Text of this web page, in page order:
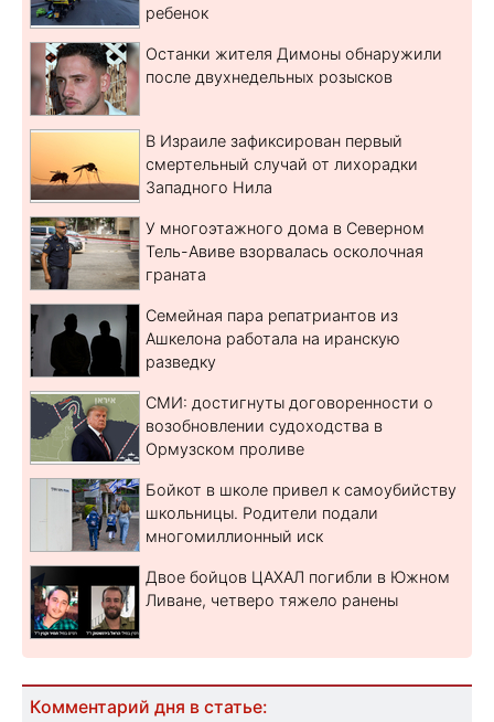
ребенок
Останки жителя Димоны обнаружили
после двухнедельных розысков
В Израиле зафиксирован первый
смертельный случай от лихорадки
Западного Нила
У многоэтажного дома в Северном
Тель-Авиве взорвалась осколочная
граната
Семейная пара репатриантов из
Ашкелона работала на иранскую
разведку
СМИ: достигнуты договоренности о
возобновлении судоходства в
Ормузском проливе
Бойкот в школе привел к самоубийству
школьницы. Родители подали
многомиллионный иск
Двое бойцов ЦАХАЛ погибли в Южном
Ливане, четверо тяжело ранены
Комментарий дня в статье: